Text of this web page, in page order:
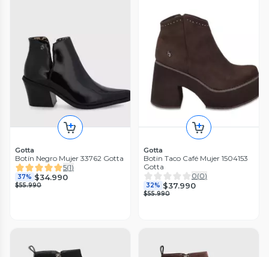
Gotta
Botín Negro Mujer 33762 Gotta
5(1)
37% $34.990
$55.990
Gotta
Botin Taco Café Mujer 1504153
Gotta
0(0)
32% $37.990
$55.990